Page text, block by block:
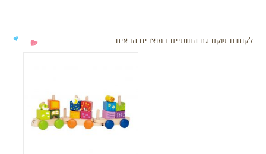
לקוחות שקנו גם התעניינו במוצרים הבאים